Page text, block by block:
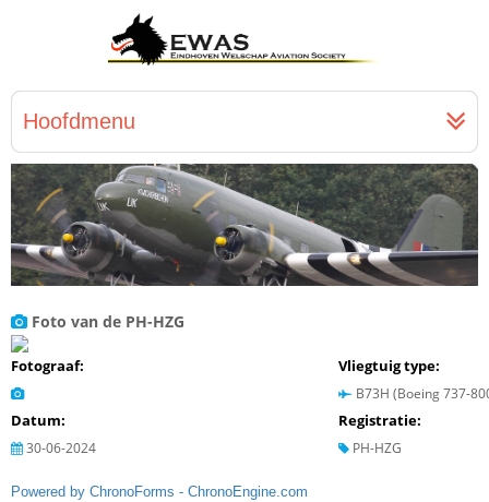
Hoofdmenu
Foto van de PH-HZG
Fotograaf: Vliegtuig type:
B73H (Boeing 737-
Datum: Registratie:
30-06-2024 PH-HZG
Powered by ChronoForms - ChronoEngine.com